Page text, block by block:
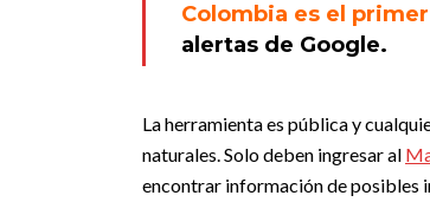
Colombia es el
alertas de Google.
La herramienta es pública y
naturales. Solo deben ingresar al
encontrar información de posibles